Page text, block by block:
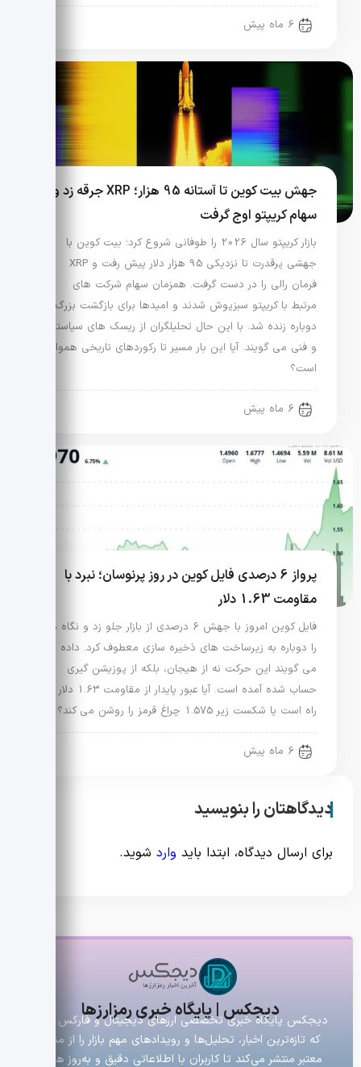
6 ماه پیش
جهش بیت کوین تا آستانه 95 هزار؛ XRP جرقه زد و
سهام کریپتو اوج گرفت
بازار کریپتو سال 2026 را طوفانی شروع کرد؛ بیت کوین با
جهشی پرقدرت تا نزدیکی 95 هزار دلار پیش رفت و XRP
فرمان رالی را در دست گرفت. همزمان سهام شرکت های
مرتبط با کریپتو سبزپوش شدند و امیدها برای بازگشت بزرگ
دوباره زنده شد. با این حال تحلیلگران از ریسک های سیاستی
و فنی می گویند. آیا این بار مسیر تا رکوردهای تاریخی هموار
است؟
6 ماه پیش
پرواز 6 درصدی فایل کوین در روز پرنوسان؛ نبرد با
مقاومت 1.63 دلار
فایل کوین امروز با جهش 6 درصدی از بازار جلو زد و نگاه ها
را دوباره به زیرساخت های ذخیره سازی معطوف کرد. داده ها
می گویند این حرکت نه از هیجان، بلکه از پوزیشن گیری
حساب شده آمده است. آیا عبور پایدار از مقاومت 1.63 دلار در
راه است یا شکست زیر 1.575 چراغ قرمز را روشن می کند؟
6 ماه پیش
دیدگاهتان را بنویسید
برای ارسال دیدگاه، ابتدا باید وارد شوید.
دیجکس | پایگاه خبری رمزارزها
دیجکس پایگاه خبری تخصصی ارزهای دیجیتال و فارکس است
که تازه‌ترین اخبار، تحلیل‌ها و رویدادهای مهم بازار را از منابع
معتبر منتشر می‌کند تا کاربران با اطلاعاتی دقیق و به‌روز همراه